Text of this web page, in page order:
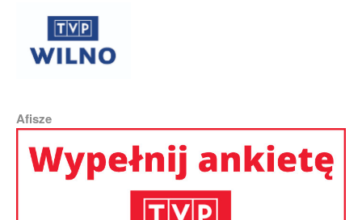
Afisze